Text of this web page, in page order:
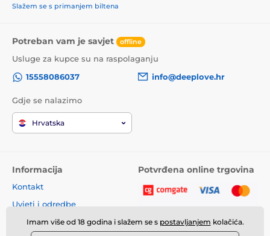
Slažem se s primanjem biltena
Potreban vam je savjet offline
Usluge za kupce su na raspolaganju
15558086037
info@deeplove.hr
Gdje se nalazimo
Hrvatska
Informacija
Kontakt
Uvjeti i odredbe
Potvrđena online trgovina
Imam više od 18 godina i slažem se s postavljanjem kolačića.